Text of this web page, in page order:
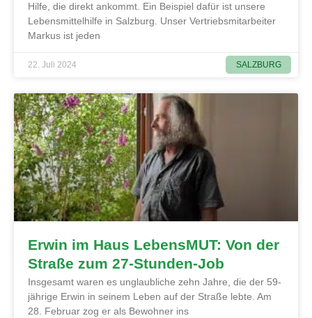
SALZBURG
Hilfe, die direkt ankommt. Ein Beispiel dafür ist unsere
Lebensmittelhilfe in Salzburg. Unser Vertriebsmitarbeiter
Markus ist jeden
22. Juli 2024
Erwin im Haus LebensMUT: Von der
Straße zum 27-Stunden-Job
Insgesamt waren es unglaubliche zehn Jahre, die der 59-
jährige Erwin in seinem Leben auf der Straße lebte. Am
28. Februar zog er als Bewohner ins